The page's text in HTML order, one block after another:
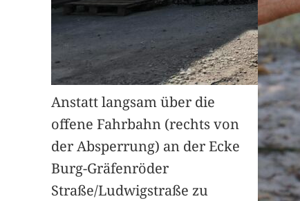
Anstatt langsam über die
offene Fahrbahn (rechts von
der Absperrung) an der Ecke
Burg-Gräfenröder
Straße/Ludwigstraße zu